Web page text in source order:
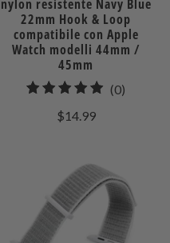
nylon resistente Navy Blue
22mm Hook & Loop
compatibile con Apple
Watch modelli 44mm /
45mm
(0)
$14.99